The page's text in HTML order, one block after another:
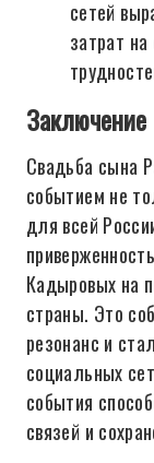
сетей
затрат
Заключение
Свадьба сына
событием не
для всей
Кадыровых на
страны. Это
резонанс и
социальных
события
связей и